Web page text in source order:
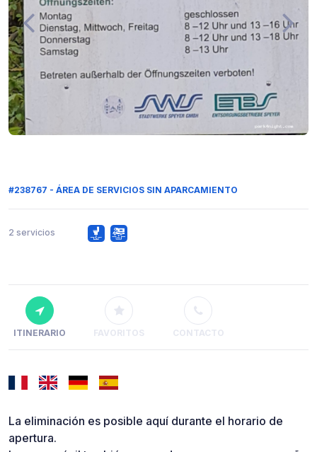
#238767 - ÁREA DE SERVICIOS SIN APARCAMIENTO
2 servicios
ITINERARIO FAVORITOS CONTACTO
La eliminación es posible aquí durante el horario de
apertura.